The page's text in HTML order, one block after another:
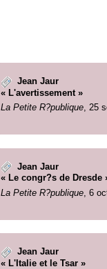
Jean Jaur
« L'avertissement »
La Petite R?publique, 25
Jean Jaur
« Le congr?s de Dresde
La Petite R?publique, 6
Jean Jaur
« L'Italie et le Tsar »